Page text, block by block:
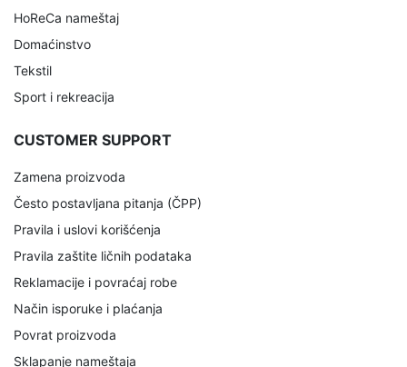
HoReCa nameštaj
Domaćinstvo
Tekstil
Sport i rekreacija
CUSTOMER SUPPORT
Zamena proizvoda
Često postavljana pitanja (ČPP)
Pravila i uslovi korišćenja
Pravila zaštite ličnih podataka
Reklamacije i povraćaj robe
Način isporuke i plaćanja
Povrat proizvoda
Sklapanje nameštaja